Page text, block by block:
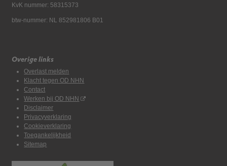
KvK nummer: 58315373
btw-nummer: NL 852981806 B01
Overige links
Overlast melden
Klacht tegen OD NHN
Contact
Werken bij OD NHN
Disclaimer
Privacyverklaring
Cookieverklaring
Toegankelijkheid
Sitemap